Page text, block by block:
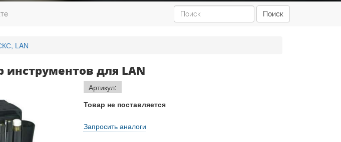
Поиск
LAN
инструментов для LAN
Артикул:
Товар не поставляется
Запросить аналоги